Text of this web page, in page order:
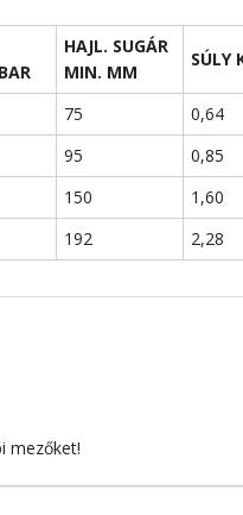
HAJL. SUGÁR
MIN. MM
SÚLY
75 0,64
95 0,85
150 1,60
192 2,28
mezőket!